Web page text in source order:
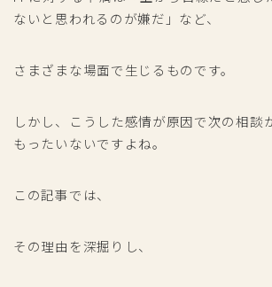
ないと思われるのが嫌だ」など、
さまざまな場面で生じるものです。
しかし、こうした感情が原因で次の相談
もったいないですよね。
この記事では、
その理由を深掘りし、